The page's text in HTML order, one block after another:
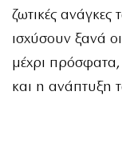
ζωτικές ανάγκες
ισχύσουν ξανά
μέχρι πρόσφατα,
και η ανάπτυξη